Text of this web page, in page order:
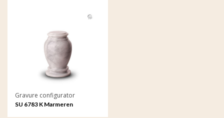
Gravure configurator
SU 6783 K Marmeren